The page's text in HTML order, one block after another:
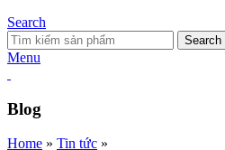
Search
Search
Menu
Blog
Home » Tin tức »